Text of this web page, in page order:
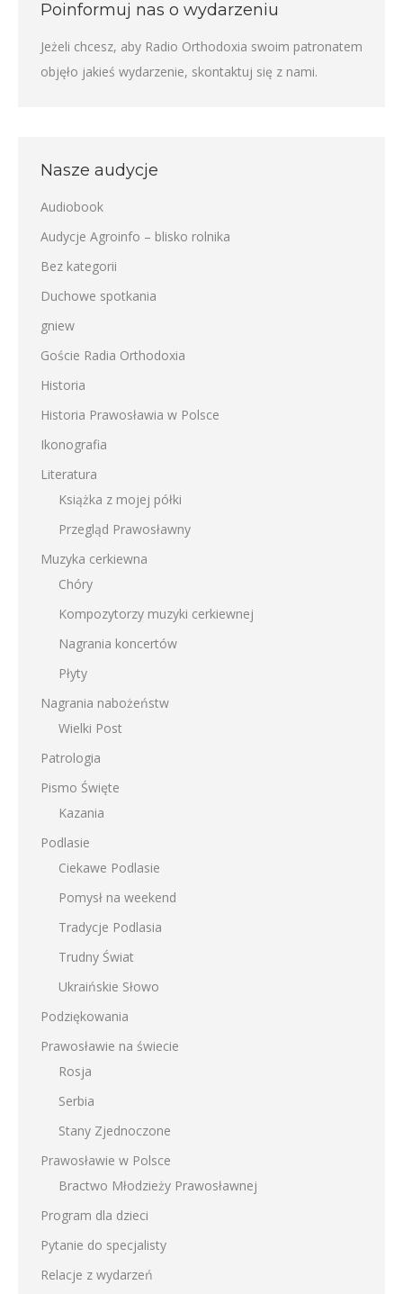
Poinformuj nas o wydarzeniu
Jeżeli chcesz, aby Radio Orthodoxia swoim patronatem
objęło jakieś wydarzenie, skontaktuj się z nami.
Nasze audycje
Audiobook
Audycje Agroinfo – blisko rolnika
Bez kategorii
Duchowe spotkania
gniew
Goście Radia Orthodoxia
Historia
Historia Prawosławia w Polsce
Ikonografia
Literatura
Książka z mojej półki
Przegląd Prawosławny
Muzyka cerkiewna
Chóry
Kompozytorzy muzyki cerkiewnej
Nagrania koncertów
Płyty
Nagrania nabożeństw
Wielki Post
Patrologia
Pismo Święte
Kazania
Podlasie
Ciekawe Podlasie
Pomysł na weekend
Tradycje Podlasia
Trudny Świat
Ukraińskie Słowo
Podziękowania
Prawosławie na świecie
Rosja
Serbia
Stany Zjednoczone
Prawosławie w Polsce
Bractwo Młodzieży Prawosławnej
Program dla dzieci
Pytanie do specjalisty
Relacje z wydarzeń